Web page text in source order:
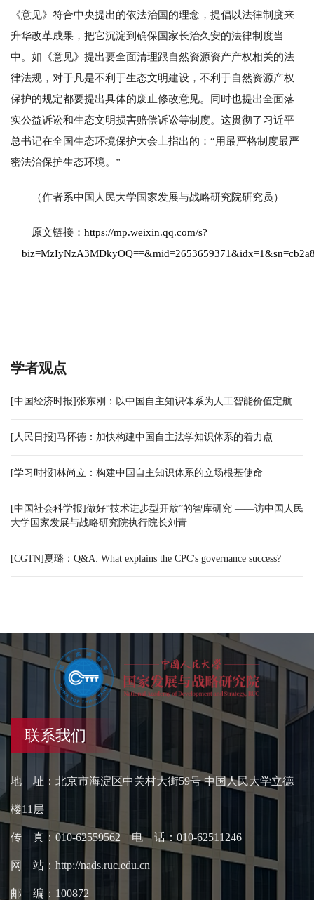
《意见》符合中央提出的依法治国的理念，提倡以法律制度来
升华改革成果，把它沉淀到确保国家长治久安的法律制度当
中。如《意见》提出要全面清理跟自然资源资产产权相关的法
律法规，对于凡是不利于生态文明建设，不利于自然资源产权
保护的规定都要提出具体的废止修改意见。同时也提出全面落
实公益诉讼和生态文明损害赔偿诉讼等制度。这贯彻了习近平
总书记在全国生态环境保护大会上指出的：“用最严格制度最严
密法治保护生态环境。”
（作者系中国人民大学国家发展与战略研究院研究员）
原文链接： https://mp.weixin.qq.com/s?
学者观点
[中国经济时报]张东刚：以中国自主知识体系为人工智能价值定航
[人民日报]马怀德：加快构建中国自主法学知识体系的着力点
[学习时报]林尚立：构建中国自主知识体系的立场根基使命
[中国社会科学报]做好“技术进步型开放”的智库研究 ——访中国人民
大学国家发展与战略研究院执行院长刘青
[CGTN]夏璐：Q&A: What explains the CPC's governance success?
联系我们
地 址：北京市海淀区中关村大街59号 中国人民大学立德
楼11层
传 真：010-62559562 电 话：010-62511246
网 站：http://nads.ruc.edu.cn
邮 编：100872